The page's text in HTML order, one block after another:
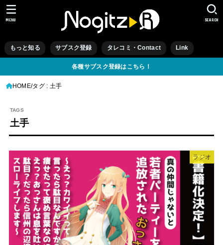
もっと知る サブスク登録 タレコミ・Contact Link
SEARCH
MENU
各種サブスク登録はこちら！
HOME タグ : 土手
土手
ラジオ